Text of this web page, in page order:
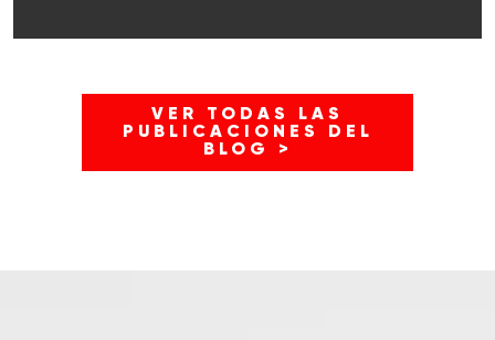
VER TODAS LAS
PUBLICACIONES DEL
BLOG >